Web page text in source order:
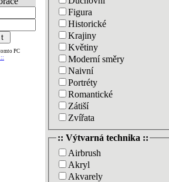
PC
Figura
Historické
Krajiny
Květiny
Moderní směry
Naivní
Portréty
Romantické
Zátiší
Zvířata
:: Výtvarná technika ::
Airbrush
Akryl
Akvarely